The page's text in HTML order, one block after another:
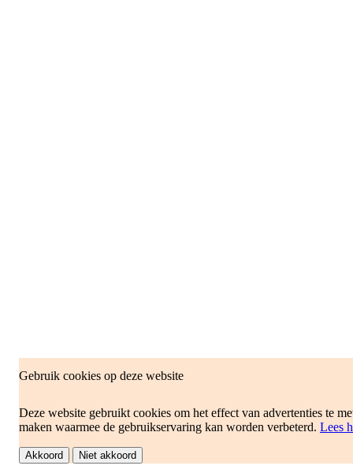
Gebruik cookies op deze website
Deze website gebruikt cookies om het effect van advertenties te
maken waarmee de gebruikservaring kan worden verbeterd. Lees
Akkoord Niet akkoord